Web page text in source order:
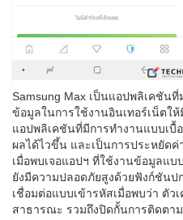
Samsung Max เป็นแอปพลิเคชัน
ข้อมูลในการใช้งานอินเทอร์เน็ตใ
แอปพลิเคชันที่มีการทำงานแบบเบื้
ผลได้ไวขึ้น และเป็นการประหยัดค่
เมื่อพบเจอแอปฯ ที่ใช้งานข้อมูลแบ
ยังมีความปลอดภัยสูงด้วยฟังก์ชันป
เชื่อมต่อแบบเข้ารหัสเมื่อพบว่า ตัว
สาธารณะ รวมถึงปิดกั้นการติดตาม